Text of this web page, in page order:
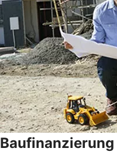
Baufinanzierung